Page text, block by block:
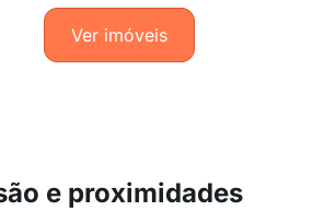
Ver imóveis
e proximidades